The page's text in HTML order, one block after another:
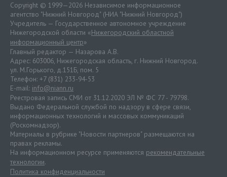
Copyright © 1999—2026 Независимое информационное
агентство "Нижний Новгород" (НИА "Нижний Новгород")
Учредитель — Государственное автономное учреждение
Нижегородской области «Нижегородский областной
информационный центр»
Главный редактор — Назарова А.В.
Адрес: 603006, Нижегородская область, г. Нижний Новгород.
ул. М.Горького, д.151Б, пом. 5
Телефон: +7 (831) 233-94-53
E-mail: info@niann.ru
Реестровая запись СМИ от 31.12.2020 ЭЛ № ФС 77 - 79798.
Выдано Федеральной службой по надзору в сфере связи,
информационных технологий и массовых коммуникаций
(Роскомнадзор).
Материалы в рубрике "Новости партнеров" размещаются на
правах рекламы.
На информационном ресурсе применяются рекомендательные
технологии.
Политика конфиденциальности